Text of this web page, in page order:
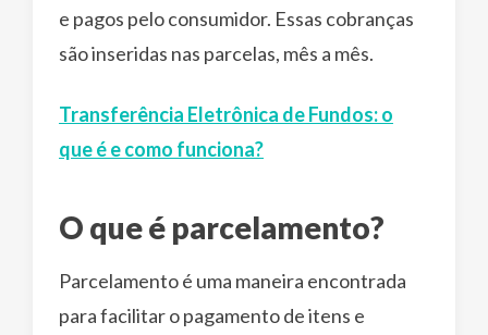
e pagos pelo consumidor. Essas cobranças
são inseridas nas parcelas, mês a mês.
Transferência Eletrônica de Fundos: o
que é e como funciona?
O que é parcelamento?
Parcelamento é uma maneira encontrada
para facilitar o pagamento de itens e